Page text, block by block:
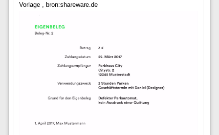
Vorlage , bron:shareware.de